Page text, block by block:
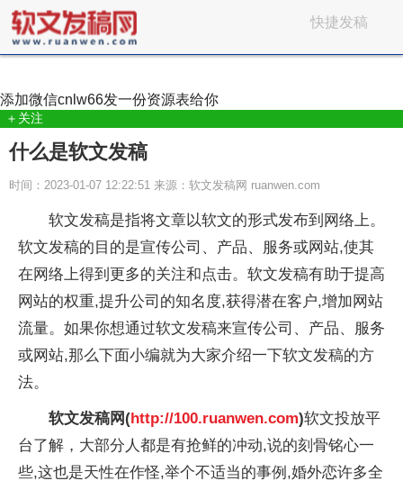
快捷发稿
添加微信cnlw66发一份资源表给你
＋关注
什么是软文发稿
时间：2023-01-07 12:22:51 来源：软文发稿网 ruanwen.com
软文发稿是指将文章以软文的形式发布到网络上。
软文发稿的目的是宣传公司、产品、服务或网站,使其
在网络上得到更多的关注和点击。软文发稿有助于提高
网站的权重,提升公司的知名度,获得潜在客户,增加网站
流量。如果你想通过软文发稿来宣传公司、产品、服务
或网站,那么下面小编就为大家介绍一下软文发稿的方
法。
软文发稿网(http://100.ruanwen.com)软文投放平
台了解，大部分人都是有抢鲜的冲动,说的刻骨铭心一
些,这也是天性在作怪,举个不适当的事例,婚外恋许多全